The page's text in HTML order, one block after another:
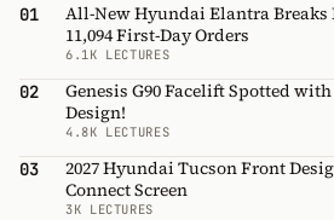
01
All-New Hyundai Elantra
11,094 First-Day Orders
6.1K LECTURES
02
Genesis G90 Facelift Spotted
Design!
4.8K LECTURES
03
2027 Hyundai Tucson Front
Connect Screen
3K LECTURES